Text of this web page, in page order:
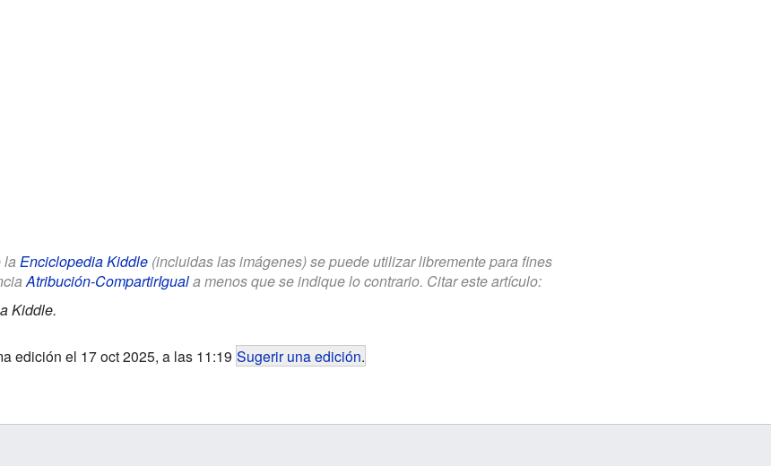
la Enciclopedia Kiddle(incluidas las imágenes) se puede utilizar libremente para fines
Atribución-CompartirIguala menos que se indique lo contrario. Citar este artículo:
Kiddle.
edición el 17 oct 2025, a las 11:19 Sugerir una edición.